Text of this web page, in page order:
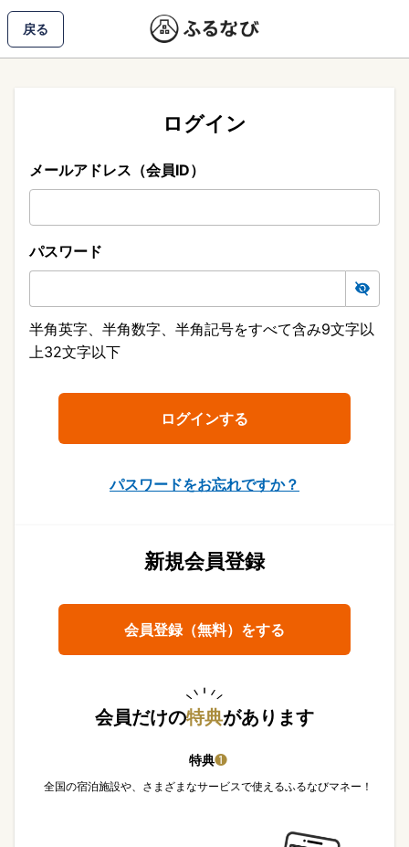
戻る
ログイン
メールアドレス（会員ID）
パスワード
半角英字、半角数字、半角記号をすべて含み9文字以
上32文字以下
パスワードをお忘れですか？
新規会員登録
会員登録（無料）をする
会員だけの特典があります
特典❶
全国の宿泊施設や、さまざまなサービスで使えるふるなびマネー！